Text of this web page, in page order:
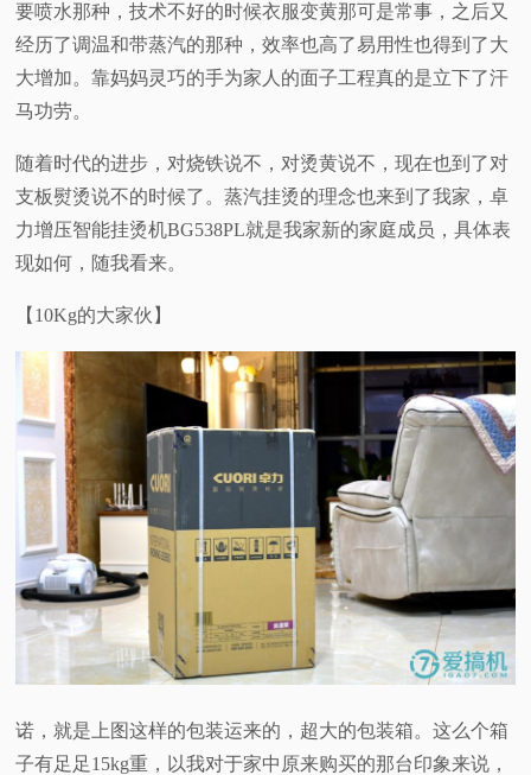
体
验
题
要喷水那种，技术不好的时候衣服变黄那可是常事，之后又
经历了调温和带蒸汽的那种，效率也高了易用性也得到了大
大增加。靠妈妈灵巧的手为家人的面子工程真的是立下了汗
马功劳。
随着时代的进步，对烧铁说不，对烫黄说不，现在也到了对
支板熨烫说不的时候了。蒸汽挂烫的理念也来到了我家，卓
力增压智能挂烫机BG538PL就是我家新的家庭成员，具体表
现如何，随我看来。
【10Kg的大家伙】
诺，就是上图这样的包装运来的，超大的包装箱。这么个箱
子有足足15kg重，以我对于家中原来购买的那台印象来说，